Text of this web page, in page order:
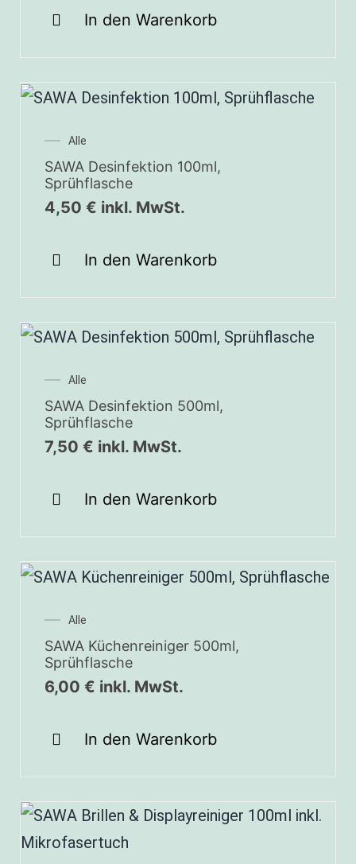
In den Warenkorb
Alle
SAWA Desinfektion 100ml,
Sprühflasche
4,50 € inkl. MwSt.
In den Warenkorb
Alle
SAWA Desinfektion 500ml,
Sprühflasche
7,50 € inkl. MwSt.
In den Warenkorb
Alle
SAWA Küchenreiniger 500ml,
Sprühflasche
6,00 € inkl. MwSt.
In den Warenkorb